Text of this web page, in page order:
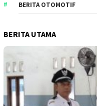
BERITA OTOMOTIF
BERITA UTAMA